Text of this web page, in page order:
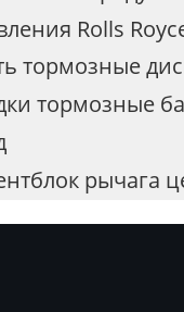
Rolls
тормозные
тормозные
рычага